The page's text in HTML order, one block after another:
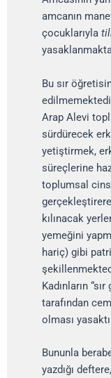
amcanın
çocuklarıyla
Bu sır
Arap Alevi
sürdürecek
yetiştirmek,
süreçlerine
toplumsal
kılınacak
yemeğini
hariç) gibi
Kadınların
tarafından
olması
Bununla
yazdığı deftere,